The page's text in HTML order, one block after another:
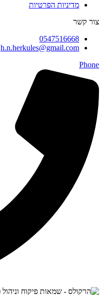
מדיניות הפרטיות
צור קשר
0547516668
h.n.herkules@gmail.com
Phone